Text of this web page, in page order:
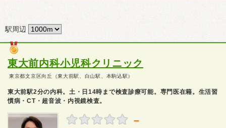
駅周辺
東大前内科小児科クリニック
東京都文京区向丘（東大前駅、白山駅、本駒込駅）
東大前駅2分の内科。土・日14時まで検査診療可能。専門医在籍。生活習
慣病・CT・超音波・内視鏡検査。
－